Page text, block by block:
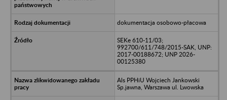
dokumentacja osobowo-płacowa
SEKe 610-11/03;
992700/611/748/2015-SAK, UNP:
2017-00188672; UNP 2026-
00125380
Als PPHiU Wojciech Jankowski
Sp.jawna, Warszawa ul. Lwowska